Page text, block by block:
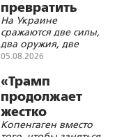
превратить
Россию в
ничто»
На Украине
сражаются две силы,
два оружия, две
идеи: вскормлённая
русской смерти и
глубинная, живущая
в недрах русской
истории идеология
русского бессмертия
05.08.2026
«Трамп
продолжает
жестко
троллить
Копенгаген вместо